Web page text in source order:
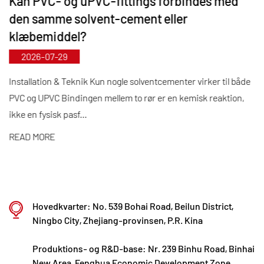
med tiden" tildeler Kaixin næsten 10 millioner RMB
årligt til F&U. Vi sikrer overlegen produktkvalitet
gennem standardiseret automatiseret fremstilling
og strenge indkøb af importerede råvarer. I tråd
med vores internationale udviklingsstrategi
overvåger vi løbende globale markedstendenser og
udnytter digitale kanaler til at bringe højkvalitets
"Made in China"-produkter til kunder over hele
har Kaixin Ultra-Pure Pipe Technology (Ningbo) Co.,
samarbejde med universiteter og
den samme solvent-cement eller
klæbemiddel?
2026-07-29
Installation & Teknik Kun nogle solventcementer virker til både
PVC og UPVC Bindingen mellem to rør er en kemisk reaktion,
ikke en fysisk pasf...
READ MORE
Hovedkvarter: No. 539 Bohai Road, Beilun District,
Ningbo City, Zhejiang-provinsen, P.R. Kina
Produktions- og R&D-base: Nr. 239 Binhu Road, Binhai